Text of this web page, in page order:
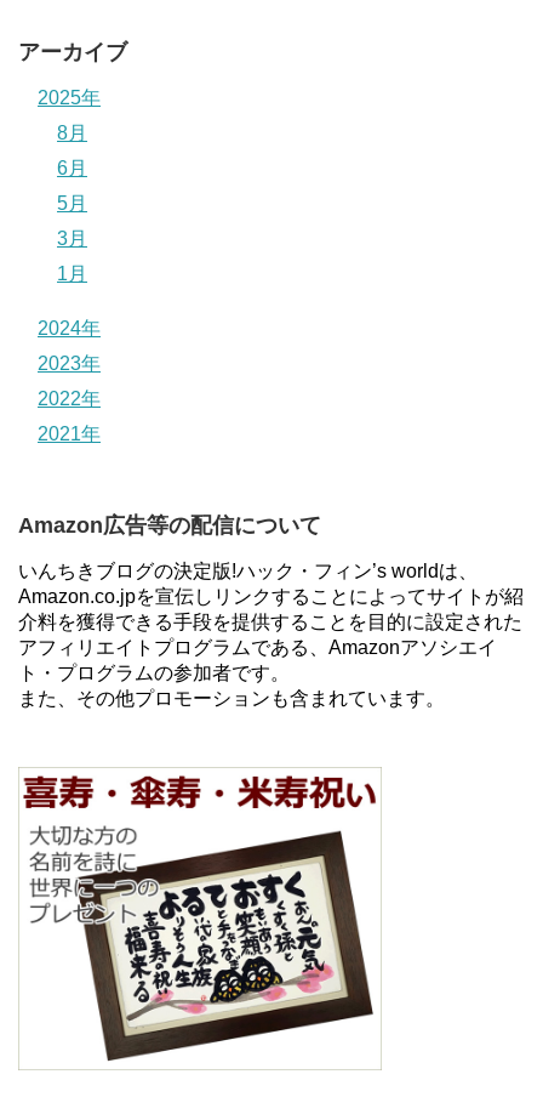
アーカイブ
2025年
8月
6月
5月
3月
1月
2024年
2023年
2022年
2021年
Amazon広告等の配信について
いんちきブログの決定版!ハック・フィン’s worldは、
Amazon.co.jpを宣伝しリンクすることによってサイトが紹
介料を獲得できる手段を提供することを目的に設定された
アフィリエイトプログラムである、Amazonアソシエイ
ト・プログラムの参加者です。
また、その他プロモーションも含まれています。